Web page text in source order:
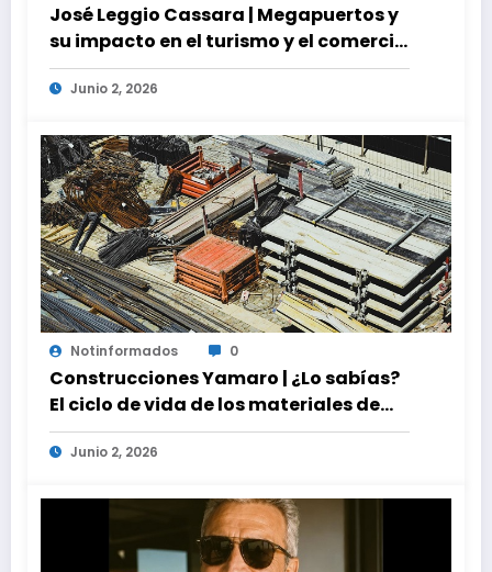
José Leggio Cassara | Megapuertos y
su impacto en el turismo y el comercio
global
Junio 2, 2026
Notinformados 0
Construcciones Yamaro | ¿Lo sabías?
El ciclo de vida de los materiales de
construcción revoluciona eficiencia
en proyectos modernos
Junio 2, 2026